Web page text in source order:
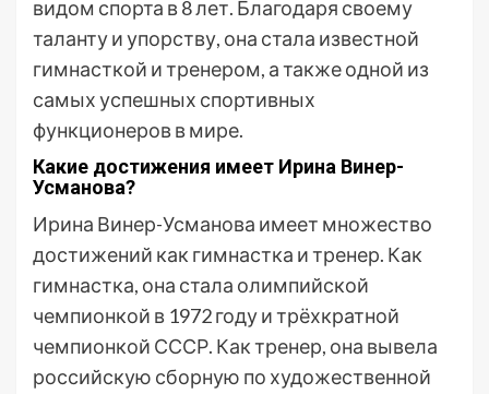
видом спорта в 8 лет. Благодаря своему
таланту и упорству, она стала известной
гимнасткой и тренером, а также одной из
самых успешных спортивных
функционеров в мире.
Какие достижения имеет Ирина Винер-
Усманова?
Ирина Винер-Усманова имеет множество
достижений как гимнастка и тренер. Как
гимнастка, она стала олимпийской
чемпионкой в 1972 году и трёхкратной
чемпионкой СССР. Как тренер, она вывела
российскую сборную по художественной